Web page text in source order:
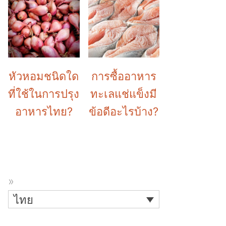
หัวหอมชนิดใด
ที่ใช้ในการปรุง
อาหารไทย?
การซื้ออาหาร
ทะเลแช่แข็งมี
ข้อดีอะไรบ้าง?
ไทย